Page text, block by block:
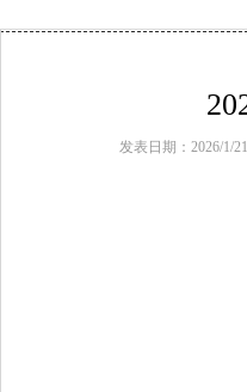
发表日期：2026/1/